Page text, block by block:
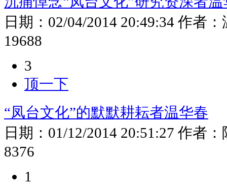
日期： 02/04/2014 20:49:34 作者：
19688
3
顶一下
“凤台文化”的默默耕耘者温华春
日期： 01/12/2014 20:51:27 作者：
8376
1